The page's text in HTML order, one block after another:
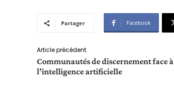
Partager Facebook
Article précédent
Communautés de discernement face à
l’intelligence artificielle